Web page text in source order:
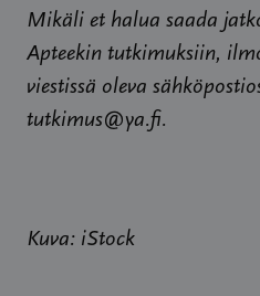
Mikäli et halua saada
Apteekin tutkimuksiin,
viestissä oleva
tutkimus@ya.fi.
Kuva: iStock